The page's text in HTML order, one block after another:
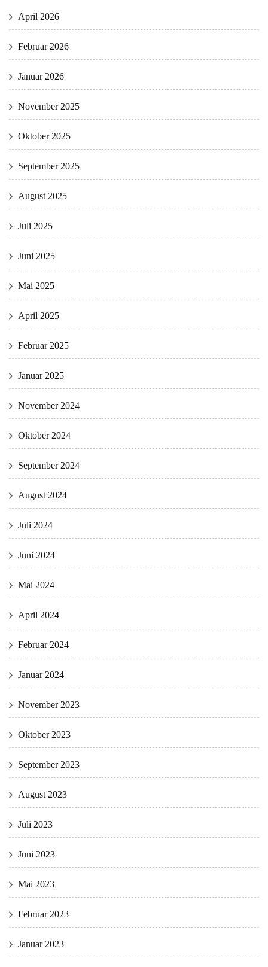
April 2026
Februar 2026
Januar 2026
November 2025
Oktober 2025
September 2025
August 2025
Juli 2025
Juni 2025
Mai 2025
April 2025
Februar 2025
Januar 2025
November 2024
Oktober 2024
September 2024
August 2024
Juli 2024
Juni 2024
Mai 2024
April 2024
Februar 2024
Januar 2024
November 2023
Oktober 2023
September 2023
August 2023
Juli 2023
Juni 2023
Mai 2023
Februar 2023
Januar 2023